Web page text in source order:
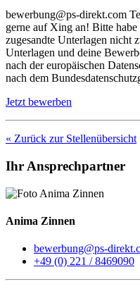
bewerbung@ps-direkt.com
gerne auf Xing an! Bitte habe
zugesandte Unterlagen nicht
Unterlagen und deine
nach der europäischen
nach dem
Jetzt bewerben
« Zurück zur Stellenübersicht
Ihr Ansprechpartner
Anima Zinnen
bewerbung@ps-
+49 (0) 221 / 8469090